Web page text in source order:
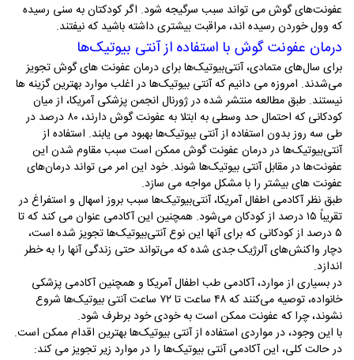
عفونت‌های گوش می‌ تواند سبب سرگیجه شود. اگر کودکتان به سنی رسیده
که وول خوردن رسیده‌ اند، مراقبت بیشتری داشته باشید که نیفتند.
درمان عفونت گوش با استفاده از آنتی‌ بیوتیک‌ها
برای سال‌های متمادی، آنتی‌بیوتیک‌ها برای درمان عفونت‌ های گوش تجویز
می‌شدند. امروزه می‌ دانیم که آنتی‌ بیوتیک‌ها در اغلب موارد بهترین گزینه‌ ها
نیستند. طبق مطالعه منتشر شده در ژورنال انجمن پزشکی آمریکا، از میان
کودکانی که احتمال حد وسطی به ابتلا به عفونت گوش دارند، ۸۰ درصد در
طی سه روز بدون استفاده از آنتی‌ بیوتیک‌ها بهبود می‌ یابند. استفاده از
آنتی‌بیوتیک‌ها در درمان عفونت گوش ممکن است سبب مقاوم شدن این
عفونت‌ها در مقابل آنتی‌ بیوتیک‌ها شوند. خود این امر می‌ تواند درمان‌های
عفونت‌ های بیشتر را با مشکل مواجه می‌ سازد.
طبق نظر آکادمی اطفال آمریکا، آنتی‌بیوتیک‌ها سبب بروز اسهال و استفراغ در
تقریباً ۱۵ درصد از کودکان می‌شود. همچنین این آکادمی عنوان می‌ کند که تا
۵ درصد از کودکانی که برای آنها این نوع آنتی‌بیوتیک‌ها تجویز شده است،
دچار واکنش‌های آلرژیک جدی شده که می‌تواند حتی زندگی آنها را به خطر
اندازد.
در بسیاری از موارد، آکادمی طب اطفال آمریکا و همچنین آکادمی پزشکی
خانواده، توصیه می‌کنند که ۴۸ ساعت تا ۷۲ ساعت آنتی‌ بیوتیک‌ها شروع
نشوند، چرا که عفونت ممکن است به‌ خودی‌ خود برطرف شود.
با این وجود، در مواردی استفاده از آنتی‌ بیوتیک‌ها بهترین اقدام ممکن است.
در حالت کلی، این آکادمی آنتی‌ بیوتیک‌ها را در موارد زیر تجویز می‌ کند: